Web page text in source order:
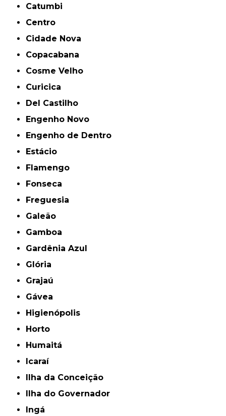
Catumbi
Centro
Cidade Nova
Copacabana
Cosme Velho
Curicica
Del Castilho
Engenho Novo
Engenho de Dentro
Estácio
Flamengo
Fonseca
Freguesia
Galeão
Gamboa
Gardênia Azul
Glória
Grajaú
Gávea
Higienópolis
Horto
Humaitá
Icaraí
Ilha da Conceição
Ilha do Governador
Ingá